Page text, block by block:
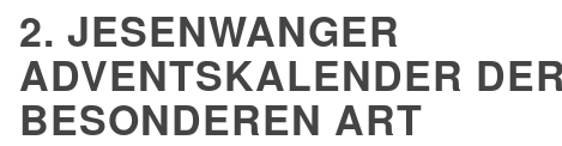
2. JESENWANGER
ADVENTSKALENDER DER
BESONDEREN ART